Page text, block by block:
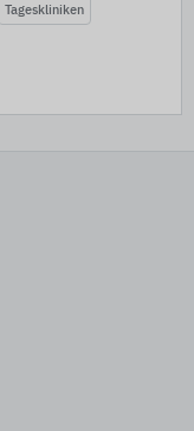
Tageskliniken